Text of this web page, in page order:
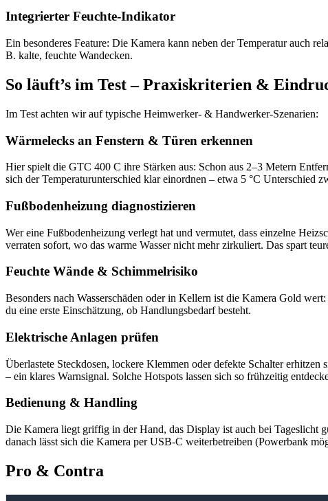
Integrierter Feuchte-Indikator
Ein besonderes Feature: Die Kamera kann neben der Temperatur auch
B. kalte, feuchte Wandecken.
So läuft’s im Test – Praxiskriterien &
Im Test achten wir auf typische Heimwerker- & Handwerker-Szenarien:
Wärmelecks an Fenstern & Türen erkennen
Hier spielt die GTC 400 C ihre Stärken aus: Schon aus 2–3 Metern
sich der Temperaturunterschied klar einordnen – etwa 5 °C Unterschied
Fußbodenheizung diagnostizieren
Wer eine Fußbodenheizung verlegt hat und vermutet, dass einzelne
verraten sofort, wo das warme Wasser nicht mehr zirkuliert. Das spart
Feuchte Wände & Schimmelrisiko
Besonders nach Wasserschäden oder in Kellern ist die Kamera Gold
du eine erste Einschätzung, ob Handlungsbedarf besteht.
Elektrische Anlagen prüfen
Überlastete Steckdosen, lockere Klemmen oder defekte Schalter
– ein klares Warnsignal. Solche Hotspots lassen sich so frühzeitig
Bedienung & Handling
Die Kamera liegt griffig in der Hand, das Display ist auch bei Tageslicht
danach lässt sich die Kamera per USB-C weiterbetreiben (Powerbank
Pro & Contra